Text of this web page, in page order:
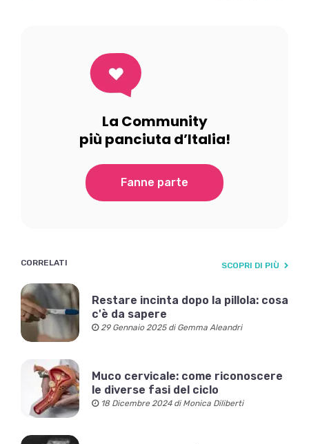
La Community
più panciuta d’Italia!
Fanne parte
CORRELATI SCOPRI DI PIÙ
Restare incinta dopo la pillola: cosa
c'è da sapere
29 Gennaio 2025 di Gemma Aleandri
Muco cervicale: come riconoscere
le diverse fasi del ciclo
18 Dicembre 2024 di Monica Diliberti